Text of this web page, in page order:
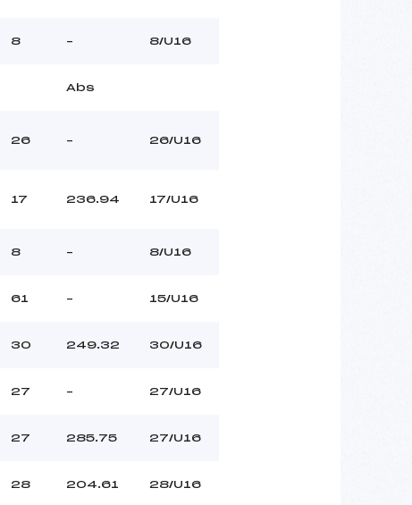
8 – 8/U16
Abs
26 – 26/U16
17 236.94 17/U16
8 – 8/U16
61 – 15/U16
30 249.32 30/U16
27 – 27/U16
27 285.75 27/U16
28 204.61 28/U16